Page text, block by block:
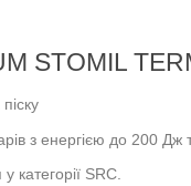
STOMIL
з енергією до 200 Дж
категорії SRC.